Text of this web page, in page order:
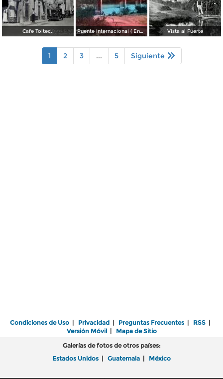
Cafe Toltec.. Puente Internacional ( Enviada el 4 de Mayo de 1945 ). Vista al Fuerte
1 2 3 ... 5 Siguiente
Condiciones de Uso | Privacidad | Preguntas Frecuentes | RSS |
Versión Móvil| Mapa de Sitio
Galerías de fotos de otros países:
Estados Unidos | Guatemala | México